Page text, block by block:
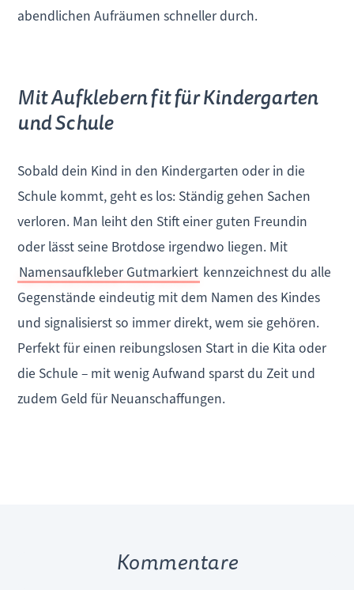
abendlichen Aufräumen schneller durch.
Mit Aufklebern fit für Kindergarten
und Schule
Sobald dein Kind in den Kindergarten oder in die
Schule kommt, geht es los: Ständig gehen Sachen
verloren. Man leiht den Stift einer guten Freundin
oder lässt seine Brotdose irgendwo liegen. Mit
Namensaufkleber Gutmarkiert kennzeichnest du alle
Gegenstände eindeutig mit dem Namen des Kindes
und signalisierst so immer direkt, wem sie gehören.
Perfekt für einen reibungslosen Start in die Kita oder
die Schule – mit wenig Aufwand sparst du Zeit und
zudem Geld für Neuanschaffungen.
Kommentare